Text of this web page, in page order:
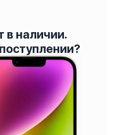
в наличии.